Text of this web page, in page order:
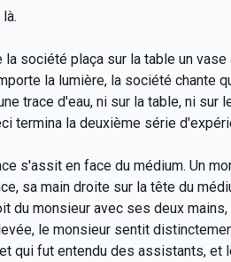
la société plaça sur la table un
la lumière, la société chante
trace d'eau, ni sur la table, ni sur
termina la deuxième série
s'assit en face du médium. Un
sa main droite sur la tête du
du monsieur avec ses deux
le monsieur sentit
qui fut entendu des assistants,